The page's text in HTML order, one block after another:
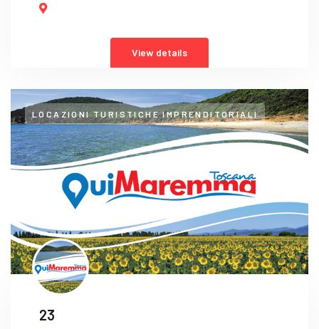
View details
LOCAZIONI TURISTICHE IMPRENDITORIALI
23